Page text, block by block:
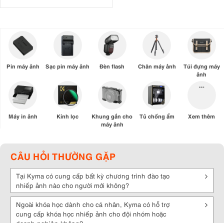
Pin máy ảnh Sạc pin máy ảnh Đèn flash Chân máy ảnh
Túi đựng máy
ảnh
Máy in ảnh Kính lọc
Khung gắn cho
máy ảnh
Tủ chống ẩm Xem thêm
CÂU HỎI THƯỜNG GẶP
Tại Kyma có cung cấp bất kỳ chương trình đào tạo
nhiếp ảnh nào cho người mới không?
Ngoài khóa học dành cho cá nhân, Kyma có hỗ trợ
cung cấp khóa học nhiếp ảnh cho đội nhóm hoặc